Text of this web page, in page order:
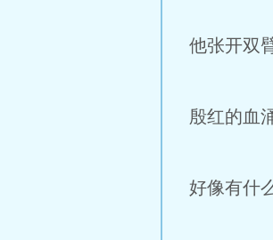
他张开双
殷红的血
好像有什